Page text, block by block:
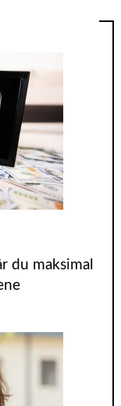
du maksimal